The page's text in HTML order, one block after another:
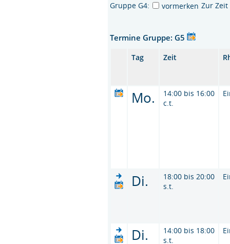
Gruppe G4: vormerken Zur
Termine Gruppe: G5
Tag Zeit
Mo.
14:00 bis 16:00
c.t.
Di.
18:00 bis 20:00
s.t.
Di.
14:00 bis 18:00
s.t.